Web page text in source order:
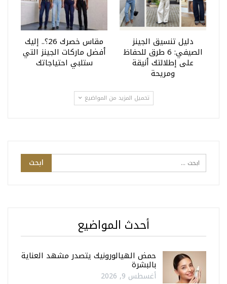
دليل تنسيق الجينز
الصيفي: 6 طرق للحفاظ
على إطلالتك أنيقة
ومريحة
مقاس خصرك 26؟.. إليك
أفضل ماركات الجينز التي
ستلبي احتياجاتك
تحميل المزيد من المواضيع
أحدث المواضيع
حمض الهيالورونيك يتصدر مشهد العناية
بالبشرة
أغسطس 9, 2026